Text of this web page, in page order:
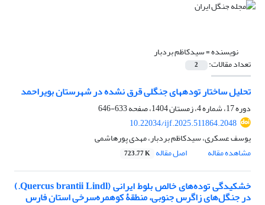
نویسنده =سیدکاظم بردبار
تعداد مقالات: 2
تحلیل ساختار توده­های جنگلی قرق نشده در شهرستان بویراحمد
دوره 17، شماره 4، زمستان 1404، صفحه
633-646
10.22034/ijf.2025.511864.2048
یوسف عسکری، سیدکاظم بردبار، مهدی پورهاشمی
مشاهده مقاله
اصل مقاله 723.77 K
خشکیدگی توده‌های خالص بلوط ایرانی (Quercus brantii Lindl.)
در جنگل‌های زاگرس جنوبی، منطقۀ کوهمره‌سرخی استان فارس